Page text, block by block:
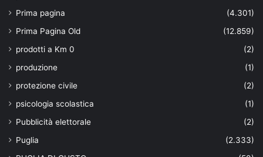
Prima pagina
(4.301)
Prima Pagina Old
(12.859)
prodotti a Km 0
(2)
produzione
(1)
protezione civile
(2)
psicologia scolastica
(1)
Pubblicità elettorale
(2)
Puglia
(2.333)